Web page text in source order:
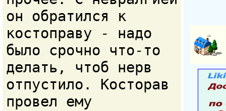
он обратился к
костоправу - надо
было срочно что-то
делать, чтоб нерв
отпустило. Косторав
провел ему